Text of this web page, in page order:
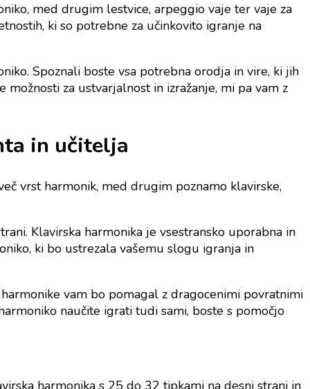
med drugim lestvice, arpeggio vaje ter vaje za
ki so potrebne za učinkovito igranje na
Spoznali boste vsa potrebna orodja in vire, ki jih
za ustvarjalnost in izražanje, mi pa vam z
in učitelja
vrst harmonik, med drugim poznamo klavirske,
Klavirska harmonika je vsestransko uporabna in
ki bo ustrezala vašemu slogu igranja in
vam bo pomagal z dragocenimi povratnimi
naučite igrati tudi sami, boste s pomočjo
harmonika s 25 do 32 tipkami na desni strani in